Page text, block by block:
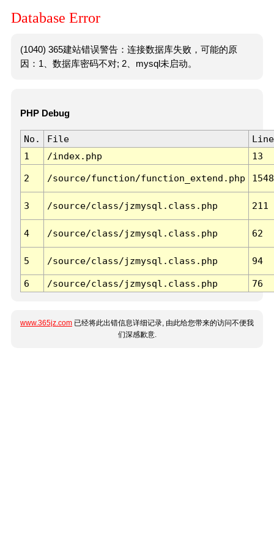
Database Error
(1040) 365建站错误警告：连接数据库失败，可能的原
因：1、数据库密码不对; 2、mysql未启动。
PHP Debug
No. File
Line
1
/index.php 13
2 /source/function/function_extend.php 1548
3 /source/class/jzmysql.class.php 211
4 /source/class/jzmysql.class.php 62
5 /source/class/jzmysql.class.php 94
6 /source/class/jzmysql.class.php 76
www.365jz.com 已经将此出错信息详细记录, 由此给您带来的访问不便我
们深感歉意.